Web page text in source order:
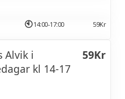
14:00-17:00 59Kr
Alvik i
kl 14-17
59Kr